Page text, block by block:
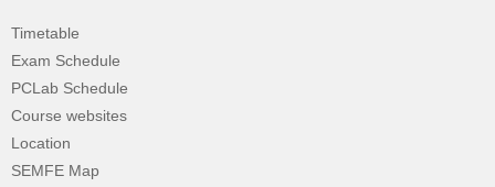
Timetable
Exam Schedule
PCLab Schedule
Course websites
Location
SEMFE Map